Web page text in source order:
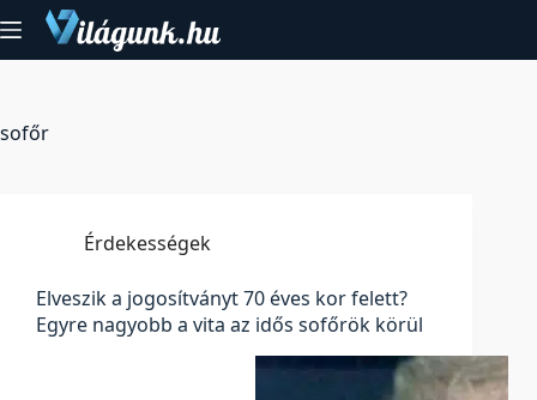
to
content
sofőr
Érdekességek
Elveszik a jogosítványt 70 éves kor felett?
Egyre nagyobb a vita az idős sofőrök körül